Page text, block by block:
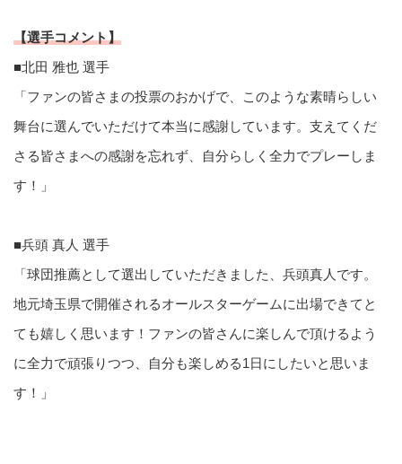
【選手コメント】
■北田 雅也 選手
「ファンの皆さまの投票のおかげで、このような素晴らしい
舞台に選んでいただけて本当に感謝しています。支えてくだ
さる皆さまへの感謝を忘れず、自分らしく全力でプレーしま
す！」
■兵頭 真人 選手
「球団推薦として選出していただきました、兵頭真人です。
地元埼玉県で開催されるオールスターゲームに出場できてと
ても嬉しく思います！ファンの皆さんに楽しんで頂けるよう
に全力で頑張りつつ、自分も楽しめる1日にしたいと思いま
す！」